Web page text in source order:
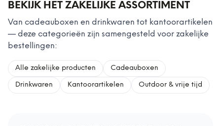
BEKIJK HET ZAKELIJKE ASSORTIMENT
Van cadeauboxen en drinkwaren tot kantoorartikelen
— deze categorieën zijn samengesteld voor zakelijke
bestellingen:
Alle zakelijke producten Cadeauboxen
Drinkwaren Kantoorartikelen Outdoor & vrije tijd